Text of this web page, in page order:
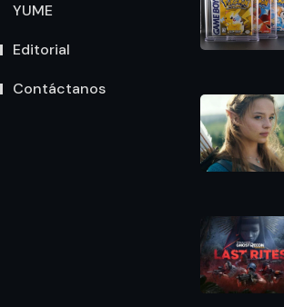
YUME
Editorial
Contáctanos